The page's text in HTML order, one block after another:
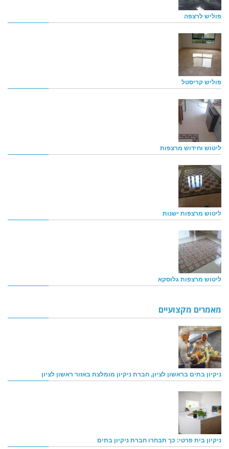
פוליש לרצפה
פוליש קריסטל
ליטוש וחידוש מרצפות
ליטוש מרצפות ישנות
ליטוש מרצפות גלוסקא
מאמרים מקצועיים
ניקיון בתים בראשון לציון, חברת ניקיון מומלצת באזור ראשון לציון
ניקיון בית פרטי: כך תבחרו חברת ניקיון בתים